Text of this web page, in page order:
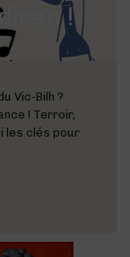
!
Vic-Bilh ?
! Terroir,
les clés pour